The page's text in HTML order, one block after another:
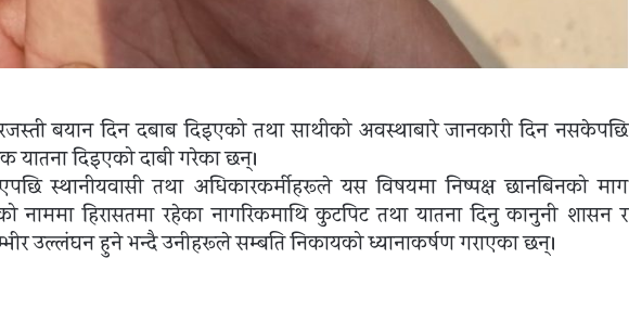
बयान दिन दबाब दिइएको तथा साथीको अवस्थाबारे जानकारी दिन नसकेपछि
यातना दिइएको दाबी गरेका छन्।
स्थानीयवासी तथा अधिकारकर्मीहरूले यस विषयमा निष्पक्ष छानबिनको माग
नाममा हिरासतमा रहेका नागरिकमाथि कुटपिट तथा यातना दिनु कानुनी शासन र
उल्लंघन हुने भन्दै उनीहरूले सम्बन्धित निकायको ध्यानाकर्षण गराएका छन्।